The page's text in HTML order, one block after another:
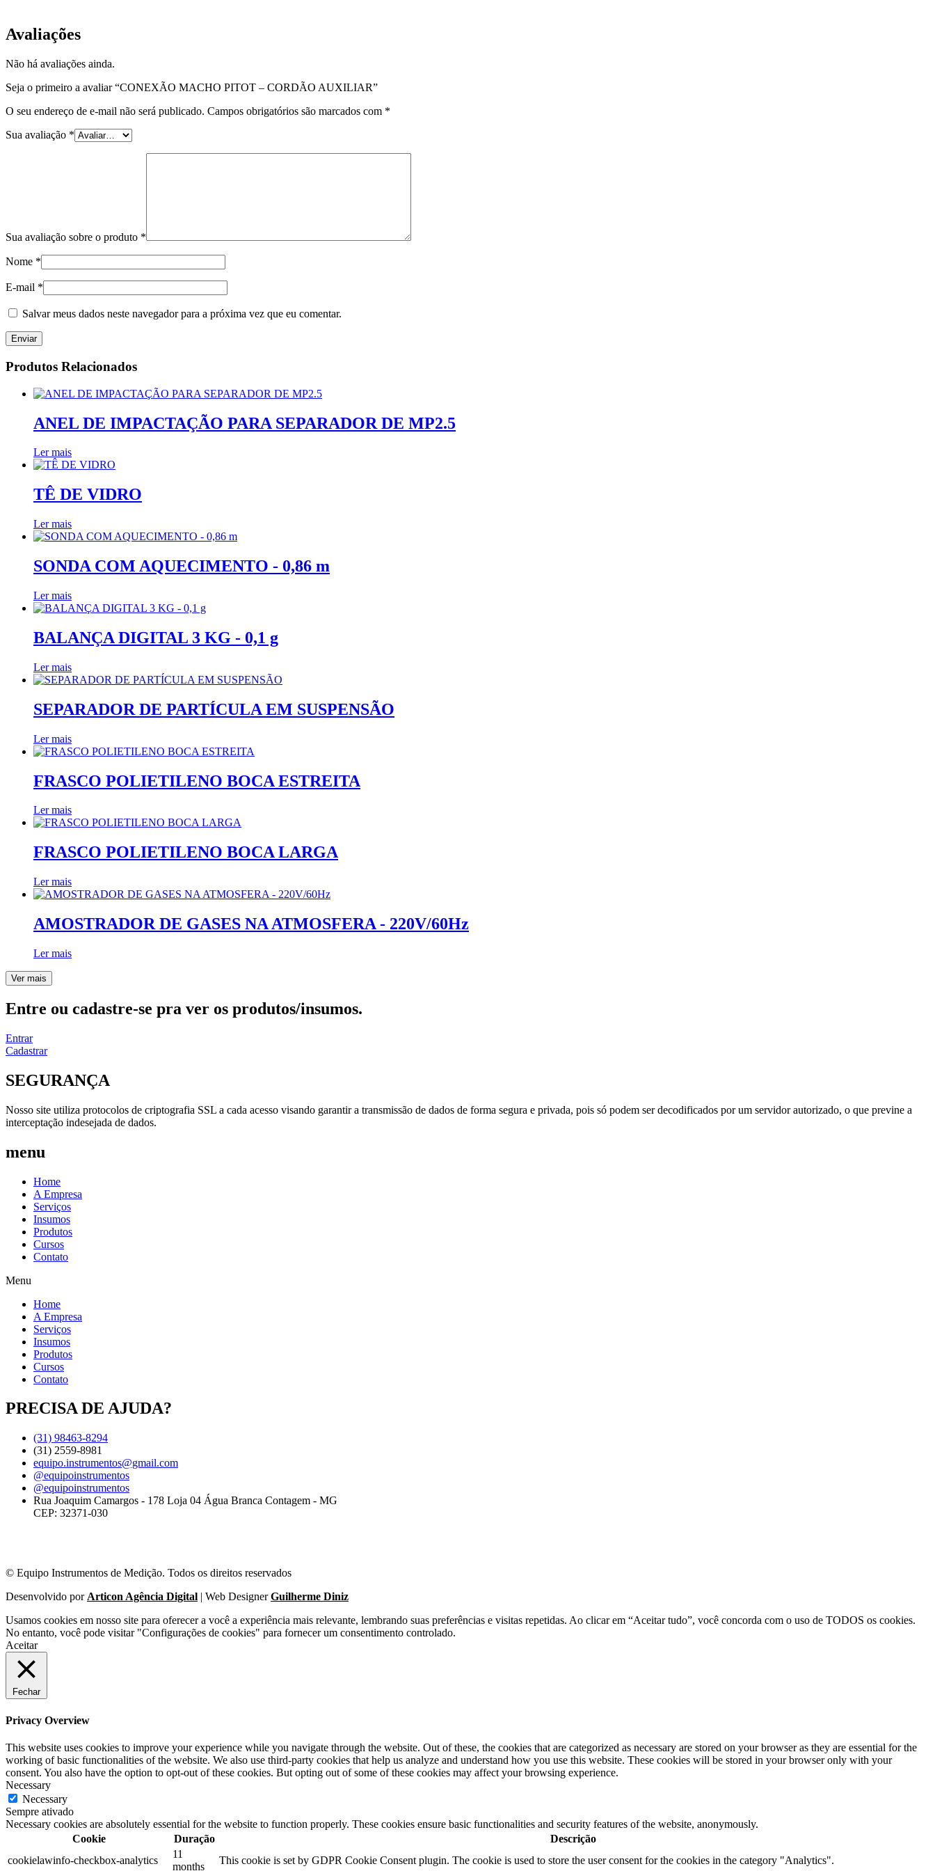
Avaliações
Não há avaliações ainda.
Seja o primeiro a avaliar “CONEXÃO MACHO PITOT – CORDÃO AUXILIAR”
O seu endereço de e-mail não será publicado. Campos obrigatórios são marcados com *
Sua avaliação *
Sua avaliação sobre o produto *
Nome *
E-mail *
Salvar meus dados neste navegador para a próxima vez que eu comentar.
Produtos Relacionados
ANEL DE IMPACTAÇÃO PARA SEPARADOR DE MP2.5
Ler mais
TÊ DE VIDRO
Ler mais
SONDA COM AQUECIMENTO - 0,86 m
Ler mais
BALANÇA DIGITAL 3 KG - 0,1 g
Ler mais
SEPARADOR DE PARTÍCULA EM SUSPENSÃO
Ler mais
FRASCO POLIETILENO BOCA ESTREITA
Ler mais
FRASCO POLIETILENO BOCA LARGA
Ler mais
AMOSTRADOR DE GASES NA ATMOSFERA - 220V/60Hz
Ler mais
Ver mais
Entre ou cadastre-se pra ver os produtos/insumos.
Entrar
Cadastrar
SEGURANÇA
Nosso site utiliza protocolos de criptografia SSL a cada acesso visando garantir a transmissão de dados de forma segura e privada, pois só podem ser decodificados por um servidor autorizado, o que previne a
interceptação indesejada de dados.
menu
Home
A Empresa
Serviços
Insumos
Produtos
Cursos
Contato
Menu
Home
A Empresa
Serviços
Insumos
Produtos
Cursos
Contato
PRECISA DE AJUDA?
(31) 98463-8294
(31) 2559-8981
equipo.instrumentos@gmail.com
@equipoinstrumentos
@equipoinstrumentos
Rua Joaquim Camargos - 178 Loja 04 Água Branca Contagem - MG
CEP: 32371-030
© Equipo Instrumentos de Medição. Todos os direitos reservados
Desenvolvido por Articon Agência Digital | Web DesignerGuilherme Diniz
Usamos cookies em nosso site para oferecer a você a experiência mais relevante, lembrando suas preferências e visitas repetidas. Ao clicar em “Aceitar tudo”, você concorda com o uso de TODOS os cookies.
No entanto, você pode visitar "Configurações de cookies" para fornecer um consentimento controlado.
Aceitar
Fechar
Privacy Overview
This website uses cookies to improve your experience while you navigate through the website. Out of these, the cookies that are categorized as necessary are stored on your browser as they are essential for the
working of basic functionalities of the website. We also use third-party cookies that help us analyze and understand how you use this website. These cookies will be stored in your browser only with your
consent. You also have the option to opt-out of these cookies. But opting out of some of these cookies may affect your browsing experience.
Necessary
Necessary
Sempre ativado
Necessary cookies are absolutely essential for the website to function properly. These cookies ensure basic functionalities and security features of the website, anonymously.
Cookie
Duração
Descrição
cookielawinfo-checkbox-analytics
11
months
This cookie is set by GDPR Cookie Consent plugin. The cookie is used to store the user consent for the cookies in the category "Analytics".